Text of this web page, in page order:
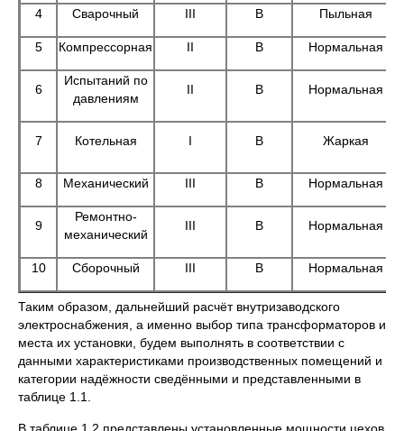
4 Сварочный III В Пыльная
5 Компрессорная II В Нормальная
6
Испытаний по
давлениям
II В Нормальная
7 Котельная I В Жаркая
8 Механический III В Нормальная
9
Ремонтно-
механический
III В Нормальная
10 Сборочный III В Нормальная
Таким образом, дальнейший расчёт внутризаводского
электроснабжения, а именно выбор типа трансформаторов и
места их установки, будем выполнять в соответствии с
данными характеристиками производственных помещений и
категории надёжности сведёнными и представленными в
таблице 1.1.